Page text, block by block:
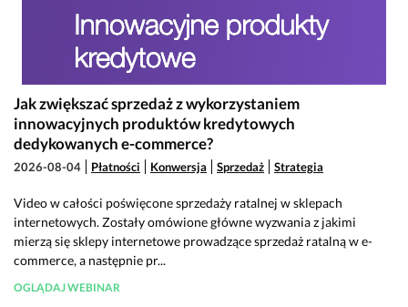
Jak zwiększać sprzedaż z wykorzystaniem
innowacyjnych produktów kredytowych
dedykowanych e-commerce?
2026-08-04 Płatności Konwersja Sprzedaż Strategia
Video w całości poświęcone sprzedaży ratalnej w sklepach
internetowych. Zostały omówione główne wyzwania z jakimi
mierzą się sklepy internetowe prowadzące sprzedaż ratalną w e-
commerce, a następnie pr...
OGLĄDAJ WEBINAR